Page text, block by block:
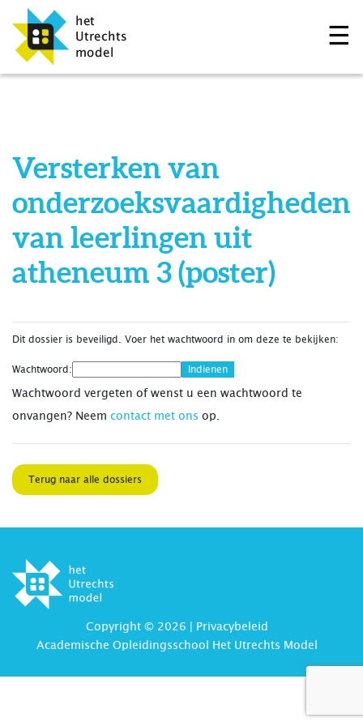
☰
Versterken van
onderzoeksvaardigheden
van leerlingen uit
atheneum 3 (poster)
Dit dossier is beveiligd. Voer het wachtwoord in om deze te bekijken:
Wachtwoord:
Wachtwoord vergeten of wenst u een wachtwoord te
onvangen? Neem contact met ons op.
Terug naar alle dossiers
Copyright © 2026 | Privacybeleid
Academische Opleidingsschool Het Utrechts Model